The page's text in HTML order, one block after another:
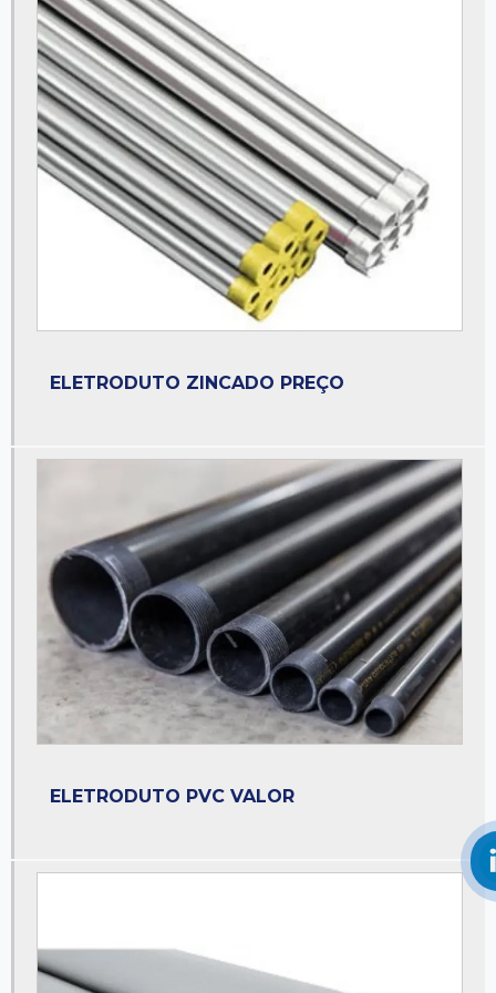
Eletroduto a fogo
Eletroduto a prova de explosão
Eletroduto de aço galvanizado
Eletroduto galvanizado
Eletroduto galvanizado a fogo
Eletroduto preço
Fornecedor de abraçadeiras
Fornecedor de eletroduto
Fornecedor de eletroduto pvc
Fornecedor de perfilados
Fornecedor de perfis de aço
Leito para cabos
Leito para cabos elétricos
Leito para cabos elétricos preço
Leito para cabos tipo escada
Perfilado liso
ELETRODUTO ZINCADO PREÇO
ELETRODUTO PVC VALOR